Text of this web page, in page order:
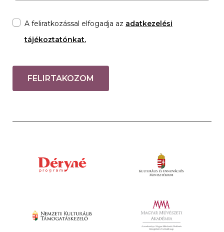
A feliratkozással elfogadja az adatkezelési
tájékoztatónkat.
FELIRTAKOZOM